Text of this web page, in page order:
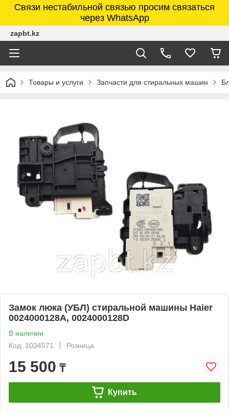
Связи нестабильной связью просим связаться
через WhatsApp
zapbt.kz
Товары и услуги Запчасти для стиральных машин
Замок люка (УБЛ) стиральной машины Haier
0024000128A, 0024000128D
В наличии
Код: 1034571
Розница
15 500 ₸
Купить